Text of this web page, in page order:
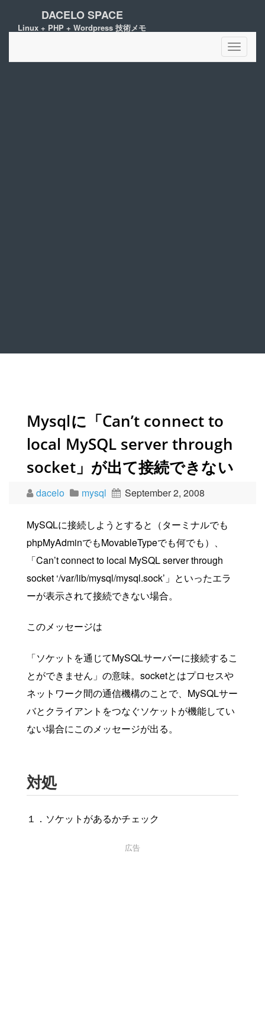
DACELO SPACE
Linux + PHP + Wordpress 技術メモ
Mysqlに「Can’t connect to
local MySQL server through
socket」が出て接続できない
dacelo mysql September 2, 2008
MySQLに接続しようとすると（ターミナルでも
phpMyAdminでもMovableTypeでも何でも）、
「Can’t connect to local MySQL server through
socket ‘/var/lib/mysql/mysql.sock’」といったエラ
ーが表示されて接続できない場合。
このメッセージは
「ソケットを通じてMySQLサーバーに接続するこ
とができません」の意味。socketとはプロセスや
ネットワーク間の通信機構のことで、MySQLサー
バとクライアントをつなぐソケットが機能してい
ない場合にこのメッセージが出る。
対処
１．ソケットがあるかチェック
広告